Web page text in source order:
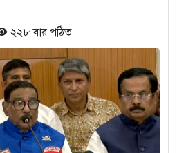
২২৮ বার পঠিত